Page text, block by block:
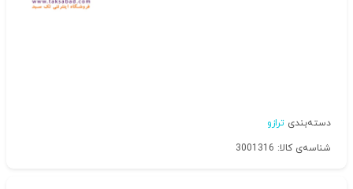
دسته‌بندی ترازو
شناسه‌ی کالا: 3001316